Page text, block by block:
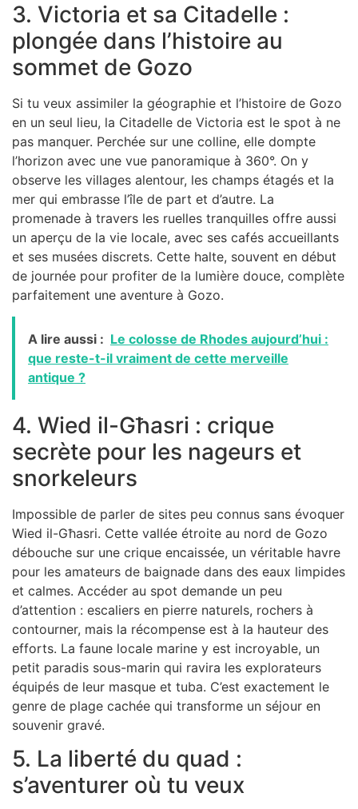
3. Victoria et sa Citadelle :
plongée dans l’histoire au
sommet de Gozo
Si tu veux assimiler la géographie et l’histoire de Gozo
en un seul lieu, la Citadelle de Victoria est le spot à ne
pas manquer. Perchée sur une colline, elle dompte
l’horizon avec une vue panoramique à 360°. On y
observe les villages alentour, les champs étagés et la
mer qui embrasse l’île de part et d’autre. La
promenade à travers les ruelles tranquilles offre aussi
un aperçu de la vie locale, avec ses cafés accueillants
et ses musées discrets. Cette halte, souvent en début
de journée pour profiter de la lumière douce, complète
parfaitement une aventure à Gozo.
A lire aussi : Le colosse de Rhodes aujourd’hui :
que reste-t-il vraiment de cette merveille
antique ?
4. Wied il-Għasri : crique
secrète pour les nageurs et
snorkeleurs
Impossible de parler de sites peu connus sans évoquer
Wied il-Għasri. Cette vallée étroite au nord de Gozo
débouche sur une crique encaissée, un véritable havre
pour les amateurs de baignade dans des eaux limpides
et calmes. Accéder au spot demande un peu
d’attention : escaliers en pierre naturels, rochers à
contourner, mais la récompense est à la hauteur des
efforts. La faune locale marine y est incroyable, un
petit paradis sous-marin qui ravira les explorateurs
équipés de leur masque et tuba. C’est exactement le
genre de plage cachée qui transforme un séjour en
souvenir gravé.
5. La liberté du quad :
s’aventurer où tu veux